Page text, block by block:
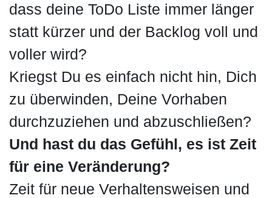
dass deine ToDo Liste immer länger
statt kürzer und der Backlog voll und
voller wird?
Kriegst Du es einfach nicht hin, Dich
zu überwinden, Deine Vorhaben
durchzuziehen und abzuschließen?
Und hast du das Gefühl, es ist Zeit
für eine Veränderung?
Zeit für neue Verhaltensweisen und